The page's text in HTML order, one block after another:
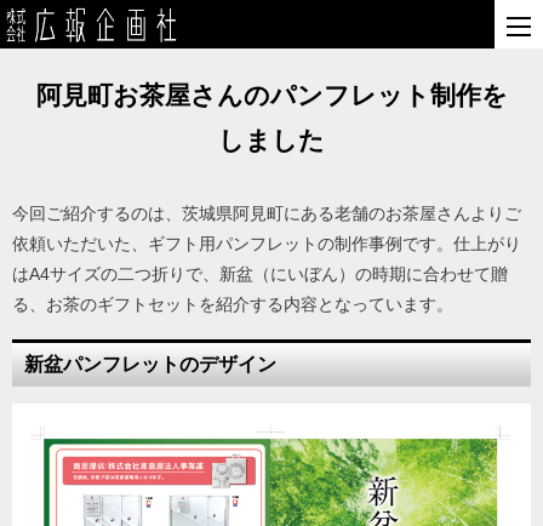
阿見町お茶屋さんのパンフレット制作を
しました
今回ご紹介するのは、茨城県阿見町にある老舗のお茶屋さんよりご
依頼いただいた、ギフト用パンフレットの制作事例です。仕上がり
はA4サイズの二つ折りで、新盆（にいぼん）の時期に合わせて贈
る、お茶のギフトセットを紹介する内容となっています。
新盆パンフレットのデザイン